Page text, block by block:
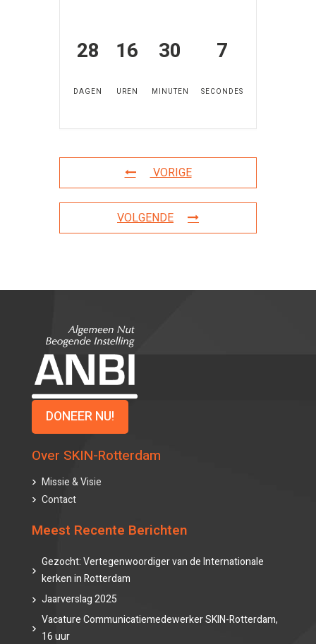
28
DAGEN
16
UREN
30
MINUTEN
7
SECONDES
VORIGE
VOLGENDE
DONEER NU!
Over SKIN-Rotterdam
Missie & Visie
Contact
Meest Recente Berichten
Gezocht: Vertegenwoordiger van de Internationale
kerken in Rotterdam
Jaarverslag 2025
Vacature Communicatiemedewerker SKIN-Rotterdam,
16 uur